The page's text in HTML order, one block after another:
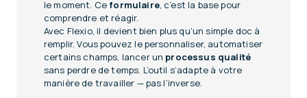
le moment. Ceformulaire, c’est la base pour
comprendre et réagir.
Avec Flexio, il devient bien plus qu’un simple doc à
remplir. Vous pouvez le personnaliser, automatiser
certains champs, lancer un processus qualité
sans perdre de temps. L’outil s’adapte à votre
manière de travailler — pas l’inverse.